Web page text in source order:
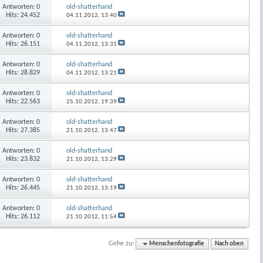
Antworten: 0
Hits: 24.452
old-shatterhand
04.11.2012, 13:40
Antworten: 0
Hits: 26.151
old-shatterhand
04.11.2012, 13:31
Antworten: 0
Hits: 28.829
old-shatterhand
04.11.2012, 13:21
Antworten: 0
Hits: 22.563
old-shatterhand
25.10.2012, 19:39
Antworten: 0
Hits: 27.385
old-shatterhand
21.10.2012, 13:47
Antworten: 0
Hits: 23.832
old-shatterhand
21.10.2012, 13:29
Antworten: 0
Hits: 26.445
old-shatterhand
21.10.2012, 13:19
Antworten: 0
Hits: 26.112
old-shatterhand
21.10.2012, 11:54
Gehe zu: Menschenfotografie Nach oben